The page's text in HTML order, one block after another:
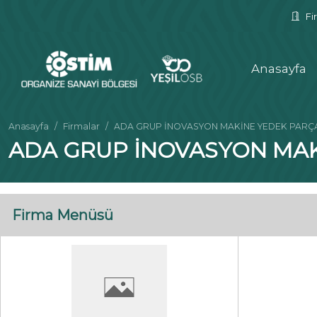
Anasayfa
Anasayfa Firmalar ADA GRUP İNOVASYON MAKİNE YEDEK
ADA GRUP İNOVASYON
Firma Menüsü